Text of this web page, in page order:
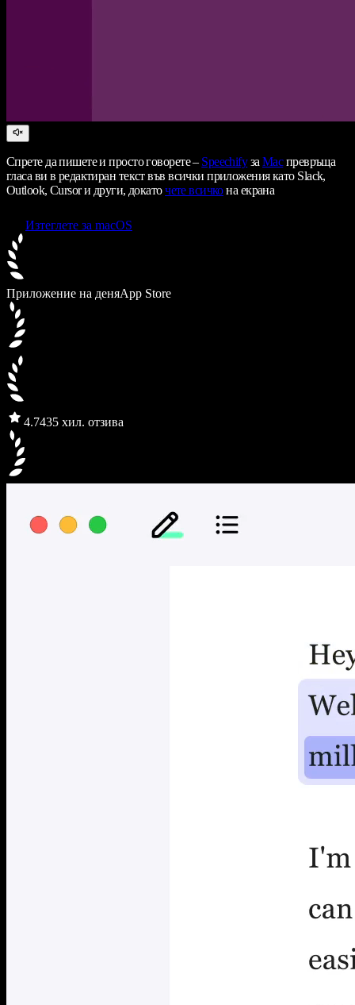
Спрете да пишете и просто говорете – SpeechifyзаMacпревръща
гласа ви в редактиран текст във всички приложения като Slack,
Outlook, Cursor и други, докаточете всичкона екрана
Изтеглете за macOS
Приложение на деняApp Store
4.7435 хил. отзива